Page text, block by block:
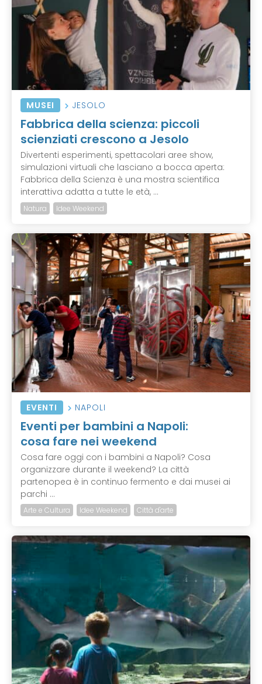
MUSEI JESOLO
Fabbrica della scienza: piccoli
scienziati crescono a Jesolo
Divertenti esperimenti, spettacolari aree show,
simulazioni virtuali che lasciano a bocca aperta:
Fabbrica della Scienza è una mostra scientifica
interattiva adatta a tutte le età, ...
Natura Idee Weekend
EVENTI NAPOLI
Eventi per bambini a Napoli:
cosa fare nei weekend
Cosa fare oggi con i bambini a Napoli? Cosa
organizzare durante il weekend? La città
partenopea è in continuo fermento e dai musei ai
parchi ...
Arte e Cultura Idee Weekend Città d'arte